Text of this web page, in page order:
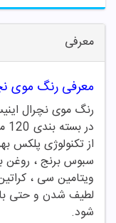
معرفی
معرفی رنگ موی
رنگ موی نچرال
از تکنولوژی پلکس
سبوس برنج ، روغن
ویتامین سی ،
لطیف شدن و حتی
شود.